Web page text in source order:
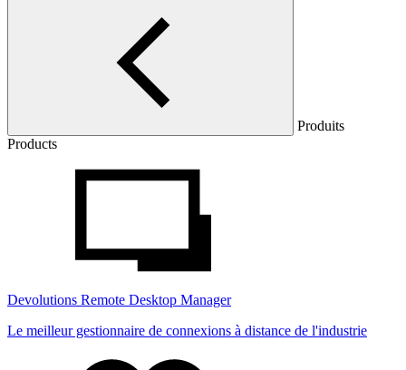
Produits
Products
Devolutions Remote Desktop Manager
Le meilleur gestionnaire de connexions à distance de l'industrie